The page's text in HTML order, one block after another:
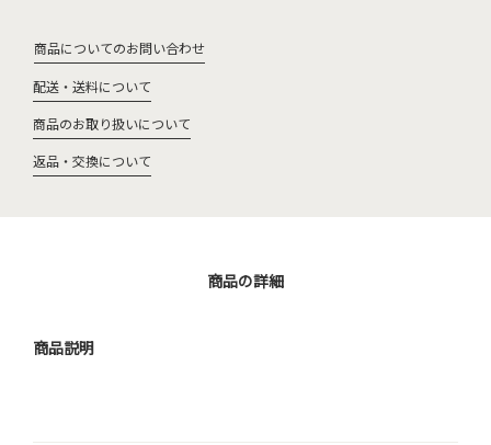
商品についてのお問い合わせ
配送・送料について
商品のお取り扱いについて
返品・交換について
商品の詳細
商品説明